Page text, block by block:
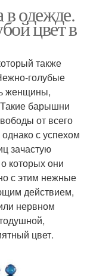
в одежде.
цвет в
также
голубые
женщины,
барышни
от всего
с успехом
зачастую
которых они
с этим нежные
действием,
нервном
цвет.